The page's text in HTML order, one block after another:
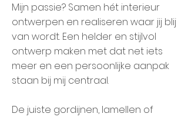
Mijn passie? Samen hét interieur
ontwerpen en realiseren waar jij blij
van wordt. Een helder en stijlvol
ontwerp maken met dat net iets
meer en een persoonlijke aanpak
staan bij mij centraal.
De juiste gordijnen, lamellen of